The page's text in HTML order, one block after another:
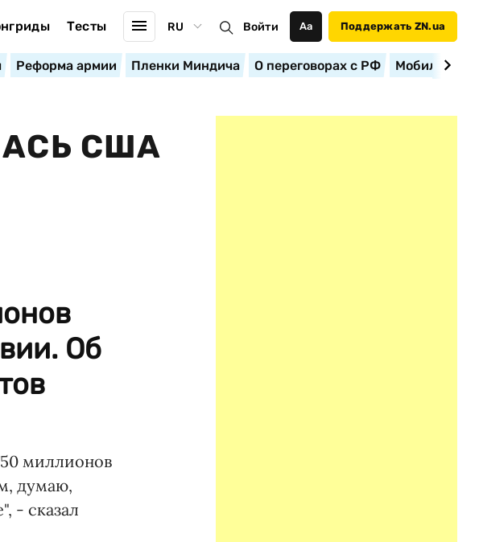
Тесты RU Войти Аа Поддержать ZN.ua
Реформа армии Пленки Миндича О переговорах с РФ
США
Об
миллионов
думаю,
- сказал